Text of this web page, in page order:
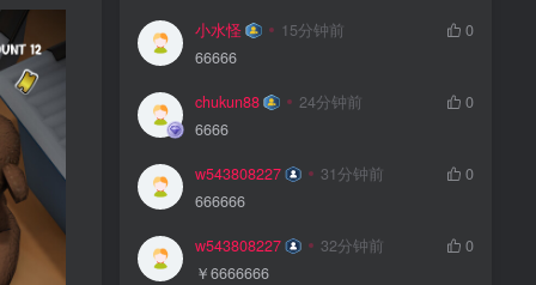
小水怪 15分钟前
0
66666
chukun88 24分钟前
0
6666
w543808227 31分钟前
0
666666
w543808227 32分钟前
0
￥6666666